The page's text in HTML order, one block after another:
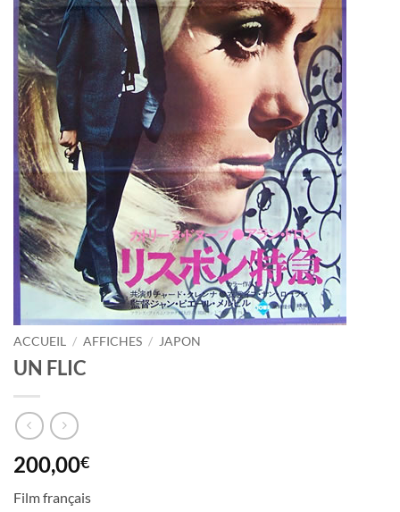
ACCUEIL / AFFICHES / JAPON
UN FLIC
200,00€
Film français